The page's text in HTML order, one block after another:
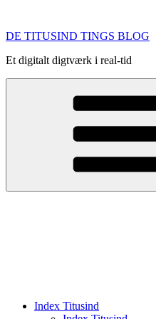
indhold
DE TITUSIND TINGS BLOG
Et digitalt digtværk i real-tid
Index Titusind